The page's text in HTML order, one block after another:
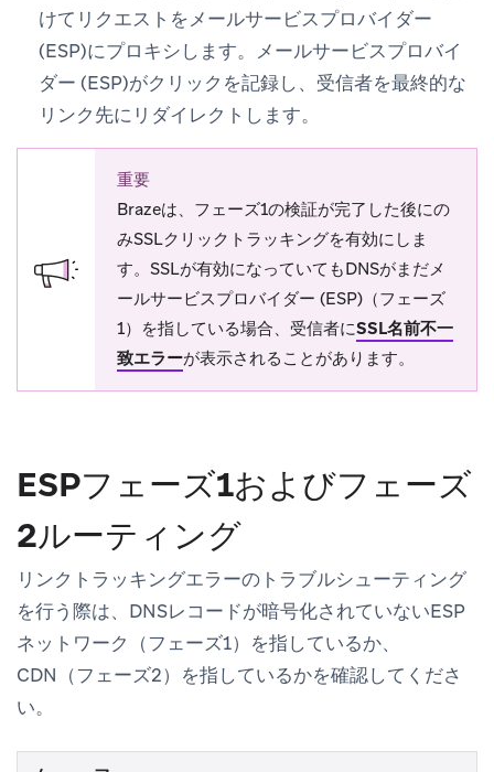
けてリクエストをメールサービスプロバイダー
(ESP)にプロキシします。メールサービスプロバイ
ダー (ESP)がクリックを記録し、受信者を最終的な
リンク先にリダイレクトします。
重要
Brazeは、フェーズ1の検証が完了した後にの
みSSLクリックトラッキングを有効にしま
す。SSLが有効になっていてもDNSがまだメ
ールサービスプロバイダー (ESP)（フェーズ
1）を指している場合、受信者にSSL名前不一
致エラーが表示されることがあります。
ESPフェーズ1およびフェーズ
2ルーティング
リンクトラッキングエラーのトラブルシューティング
を行う際は、DNSレコードが暗号化されていないESP
ネットワーク（フェーズ1）を指しているか、
CDN（フェーズ2）を指しているかを確認してくださ
い。